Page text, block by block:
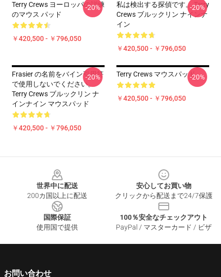
Terry Crews ヨーロッパの訓練
のマウス パッド
￥420,500 - ￥796,050
-20%
私は検出する探偵です。 Terry
Crews ブルックリン ナインナ
イン
￥420,500 - ￥796,050
-20%
Frasier の名前をバイン引用符
で使用しないでください。
Terry Crews ブルックリン ナ
インナイン マウスパッド
￥420,500 - ￥796,050
-20% Terry Crews マウスパッド
￥420,500 - ￥796,050
-20%
世界中に配送
200カ国以上に配送
安心してお買い物
クリックから配送まで24/7保護
国際保証
使用国で提供
100％安全なチェックアウト
PayPal / マスターカード / ビザ
お問い合わせ